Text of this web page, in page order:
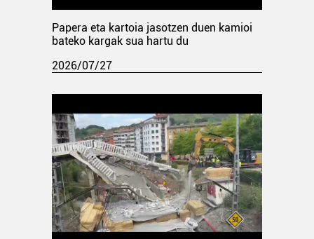
Papera eta kartoia jasotzen duen kamioi
bateko kargak sua hartu du
2026/07/27